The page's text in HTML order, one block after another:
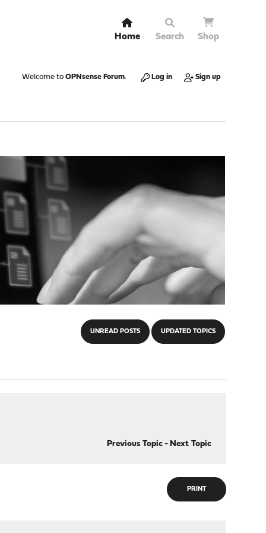
Home Search Shop
Welcome to OPNsense Forum. Log in Sign up
UNREAD POSTS UPDATED TOPICS
Previous Topic- Next Topic
PRINT